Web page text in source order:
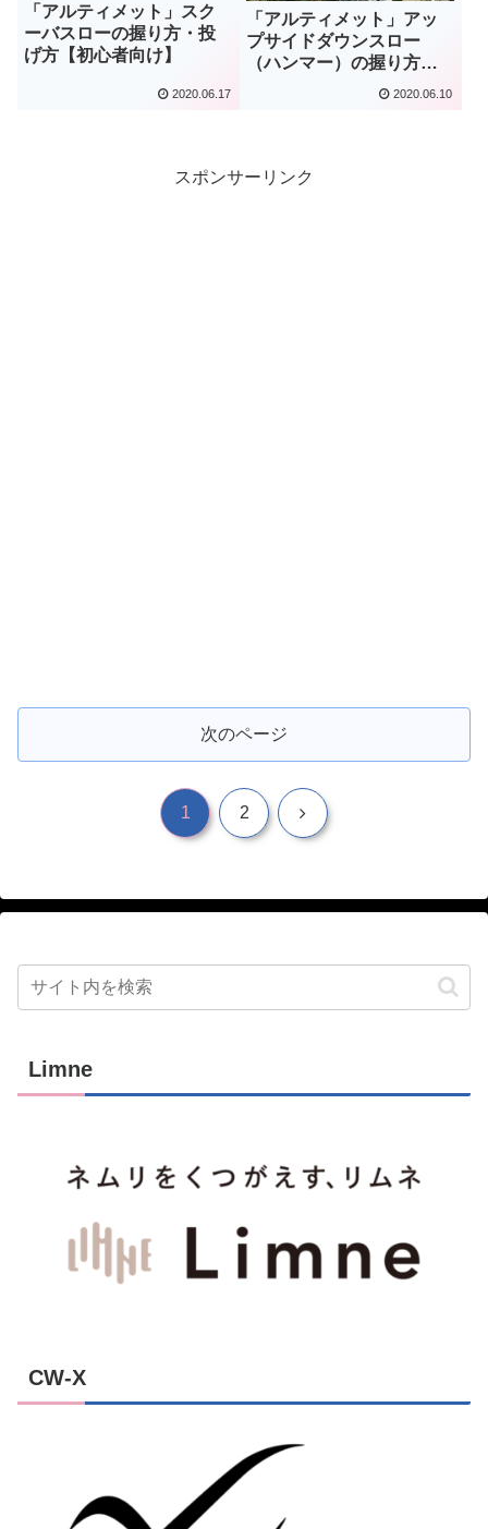
「アルティメット」スク
ーバスローの握り方・投
げ方【初心者向け】
2020.06.17
「アルティメット」アッ
プサイドダウンスロー
（ハンマー）の握り方・
投げ方【初心者向け】
2020.06.10
スポンサーリンク
次のページ
1 2 次
Limne
CW-X